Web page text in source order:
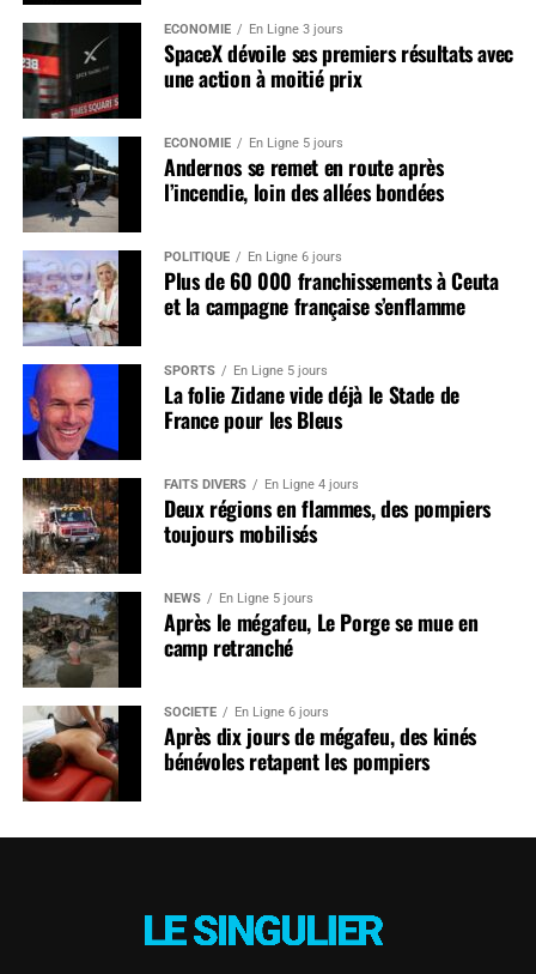
ÉCONOMIE En Ligne 3 jours
SpaceX dévoile ses premiers résultats avec
une action à moitié prix
ÉCONOMIE En Ligne 5 jours
Andernos se remet en route après
l’incendie, loin des allées bondées
POLITIQUE En Ligne 6 jours
Plus de 60 000 franchissements à Ceuta
et la campagne française s’enflamme
SPORTS En Ligne 5 jours
La folie Zidane vide déjà le Stade de
France pour les Bleus
FAITS DIVERS En Ligne 4 jours
Deux régions en flammes, des pompiers
toujours mobilisés
NEWS En Ligne 5 jours
Après le mégafeu, Le Porge se mue en
camp retranché
SOCIÉTÉ En Ligne 6 jours
Après dix jours de mégafeu, des kinés
bénévoles retapent les pompiers